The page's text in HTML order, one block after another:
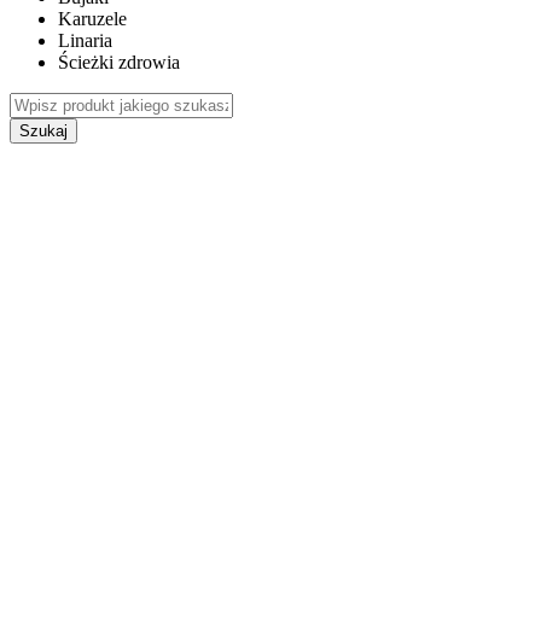
Karuzele
Linaria
Ścieżki zdrowia
Szukaj